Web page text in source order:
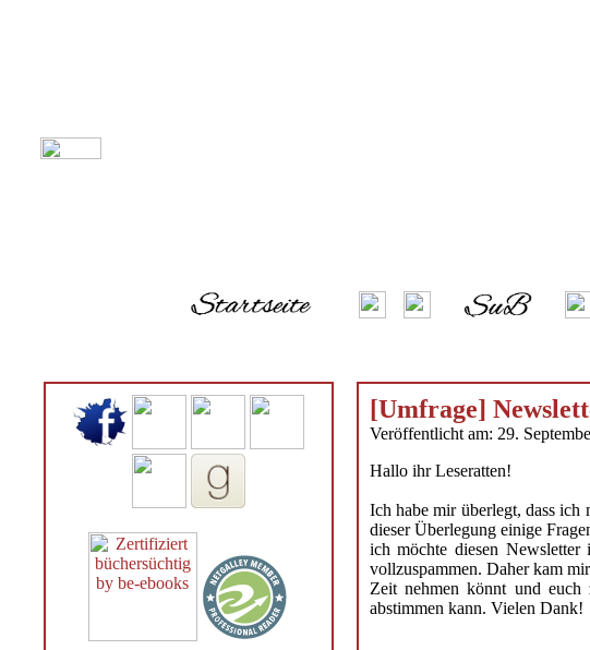
[Umfrage]
Veröffentlicht am: 29.
Hallo ihr Leseratten!
Ich habe mir überlegt, dass ich
dieser Überlegung einige
ich möchte diesen
vollzuspammen. Daher kam
Zeit nehmen könnt und
abstimmen kann. Vielen Dank!